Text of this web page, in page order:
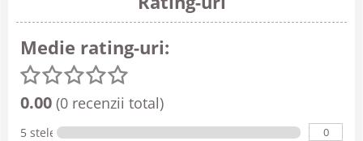
Medie rating-uri:
0.00 (0 recenzii total)
5 stele 0